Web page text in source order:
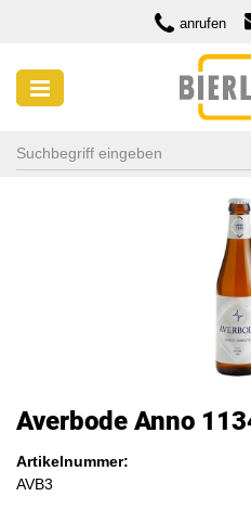
anrufen
Averbode Anno
Artikelnummer:
AVB3